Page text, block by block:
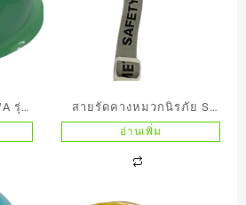
รุ่น
ขียว
สายรัดคางหมวกนิรภัย S
GUARD
อ่านเพิ่ม